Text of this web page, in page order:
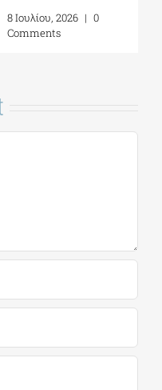
2026 | 0